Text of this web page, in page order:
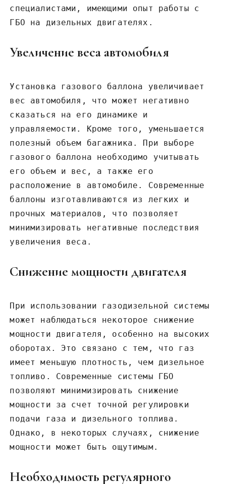
специалистами, имеющими опыт работы с
ГБО на дизельных двигателях.
Увеличение веса автомобиля
Установка газового баллона увеличивает
вес автомобиля, что может негативно
сказаться на его динамике и
управляемости. Кроме того, уменьшается
полезный объем багажника. При выборе
газового баллона необходимо учитывать
его объем и вес, а также его
расположение в автомобиле. Современные
баллоны изготавливаются из легких и
прочных материалов, что позволяет
минимизировать негативные последствия
увеличения веса.
Снижение мощности двигателя
При использовании газодизельной системы
может наблюдаться некоторое снижение
мощности двигателя, особенно на высоких
оборотах. Это связано с тем, что газ
имеет меньшую плотность, чем дизельное
топливо. Современные системы ГБО
позволяют минимизировать снижение
мощности за счет точной регулировки
подачи газа и дизельного топлива.
Однако, в некоторых случаях, снижение
мощности может быть ощутимым.
Необходимость регулярного